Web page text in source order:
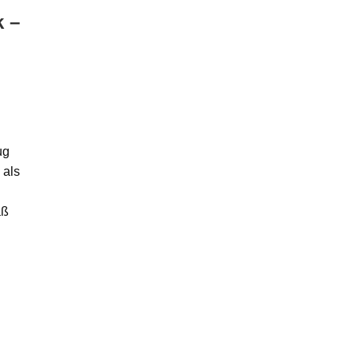
–
als